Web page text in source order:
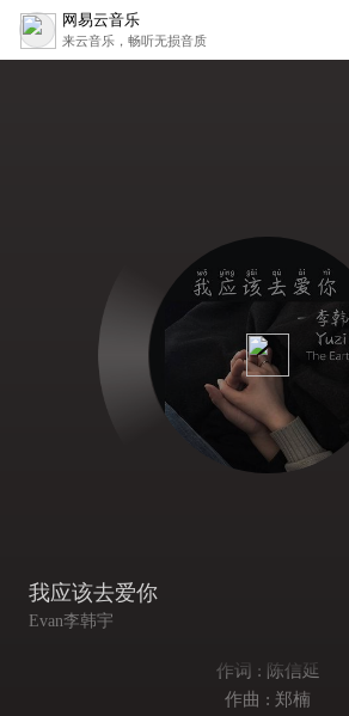
网易云音乐
来云音乐，畅听无损音质
我应该去爱你
Evan李韩宇
作词 : 陈信延
作曲 : 郑楠